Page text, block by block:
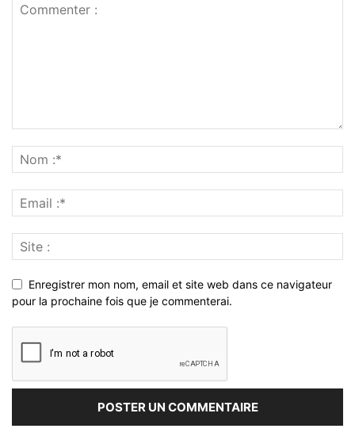
Enregistrer mon nom, email et site web dans ce navigateur
pour la prochaine fois que je commenterai.